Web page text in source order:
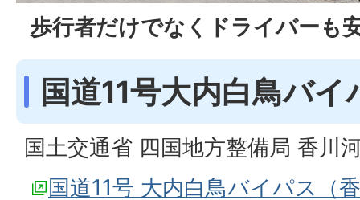
歩行者だけでなくドライバーも
国道11号大内白鳥バイ
国土交通省 四国地方整備局 香川
国道11号 大内白鳥バイパス（